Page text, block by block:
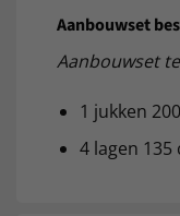
Aanbouwset
Aanbouwset
1 jukken
4 lagen 135